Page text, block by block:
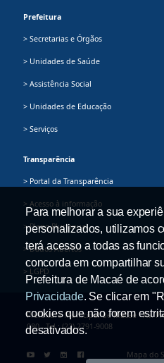
Prefeitura
> Secretarias e Órgãos
> Unidades de Saúde
> Assistência Social
> Unidades de Educação
> Serviços
Transparência
> Portal da Transparência
> Acesso à informação
> Plano Plurianual
> Dados Abertos
> LGPD
Prefeitura Municipal de Macaé - Av.
080 - Tel.: (22) 2791-9008
Mapa do
Para melhorar a sua
personalizados, utilizamos
terá acesso a todas as
concorda em compartilhar
Prefeitura de Macaé de
Privacidade. Se clicar em
cookies que não forem
desativados.